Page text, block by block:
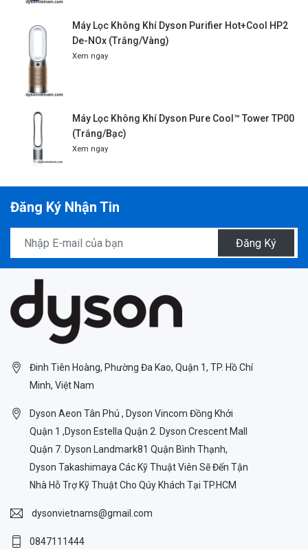
Máy Lọc Không Khí Dyson Purifier Hot+Cool HP2
De-NOx (Trắng/Vàng)
Xem ngay
Máy Lọc Không Khí Dyson Pure Cool™ Tower TP00
(Trắng/Bạc)
Xem ngay
Đăng Ký Nhận Tin
Đăng Ký
Đinh Tiên Hoàng, Phường Đa Kao, Quận 1, TP. Hồ Chí
Minh, Việt Nam
Dyson Aeon Tân Phú , Dyson Vincom Đồng Khởi
Quận 1 ,Dyson Estella Quận 2. Dyson Crescent Mall
Quận 7. Dyson Landmark81 Quận Bình Thạnh,
Dyson Takashimaya Các Kỹ Thuật Viên Sẽ Đến Tận
Nhà Hỗ Trợ Kỹ Thuật Cho Qúy Khách Tại TP.HCM
dysonvietnams@gmail.com
0847111444